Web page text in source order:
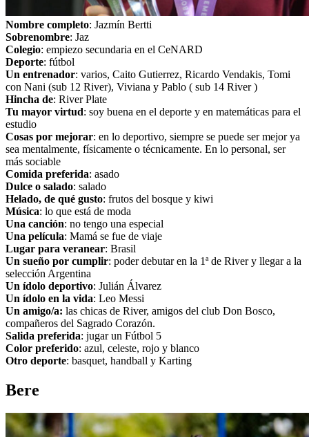
Nombre completo: Jazmín Bertti
Sobrenombre: Jaz
Colegio: empiezo secundaria en el CeNARD
Deporte: fútbol
Un entrenador: varios, Caito Gutierrez, Ricardo Vendakis, Tomi
con Nani (sub 12 River), Viviana y Pablo ( sub 14 River )
Hincha de: River Plate
Tu mayor virtud: soy buena en el deporte y en matemáticas para el
estudio
Cosas por mejorar: en lo deportivo, siempre se puede ser mejor ya
sea mentalmente, físicamente o técnicamente. En lo personal, ser
más sociable
Comida preferida: asado
Dulce o salado: salado
Helado, de qué gusto: frutos del bosque y kiwi
Música: lo que está de moda
Una canción: no tengo una especial
Una película: Mamá se fue de viaje
Lugar para veranear: Brasil
Un sueño por cumplir: poder debutar en la 1ª de River y llegar a la
selección Argentina
Un ídolo deportivo: Julián Álvarez
Un ídolo en la vida: Leo Messi
Un amigo/a: las chicas de River, amigos del club Don Bosco,
compañeros del Sagrado Corazón.
Salida preferida: jugar un Fútbol 5
Color preferido: azul, celeste, rojo y blanco
Otro deporte: basquet, handball y Karting
Bere